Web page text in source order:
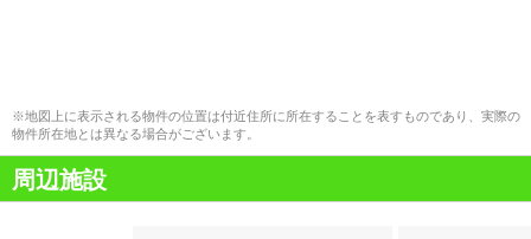
※地図上に表示される物件の位置は付近住所に所在することを表すものであり、実際の
物件所在地とは異なる場合がございます。
周辺施設